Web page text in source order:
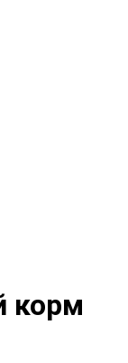
корм